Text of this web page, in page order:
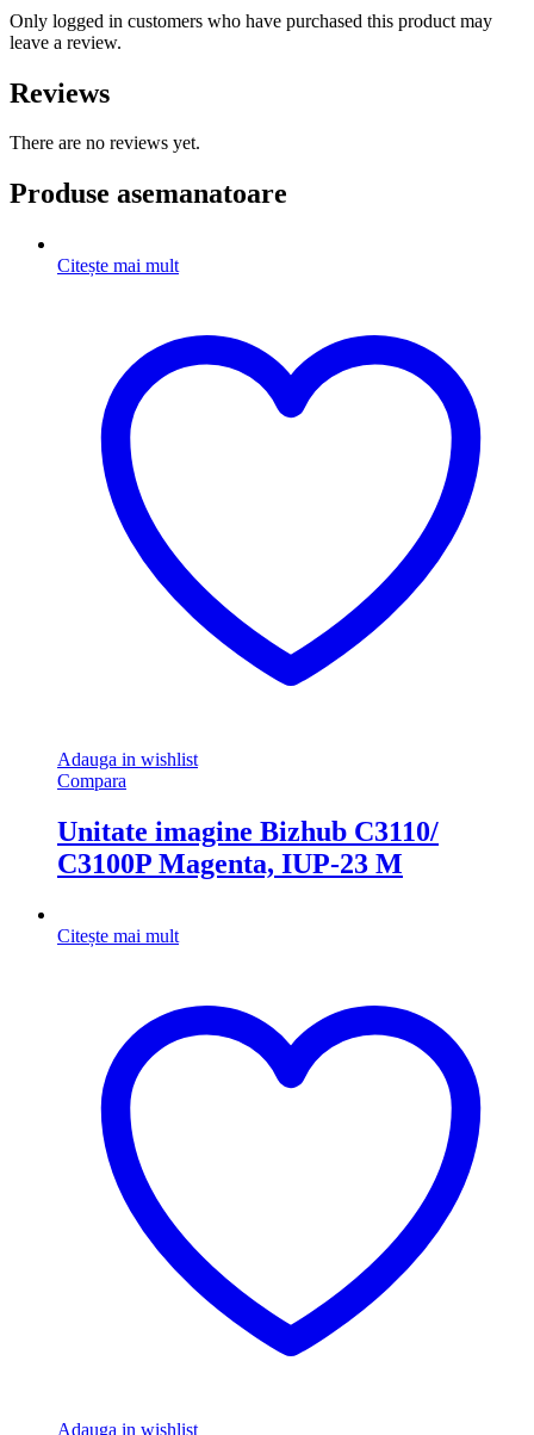
Only logged in customers who have purchased this product may
leave a review.
Reviews
There are no reviews yet.
Produse asemanatoare
Citește mai mult
Adauga in wishlist
Compara
Unitate imagine Bizhub C3110/
C3100P Magenta, IUP-23 M
Citește mai mult
Adauga in wishlist